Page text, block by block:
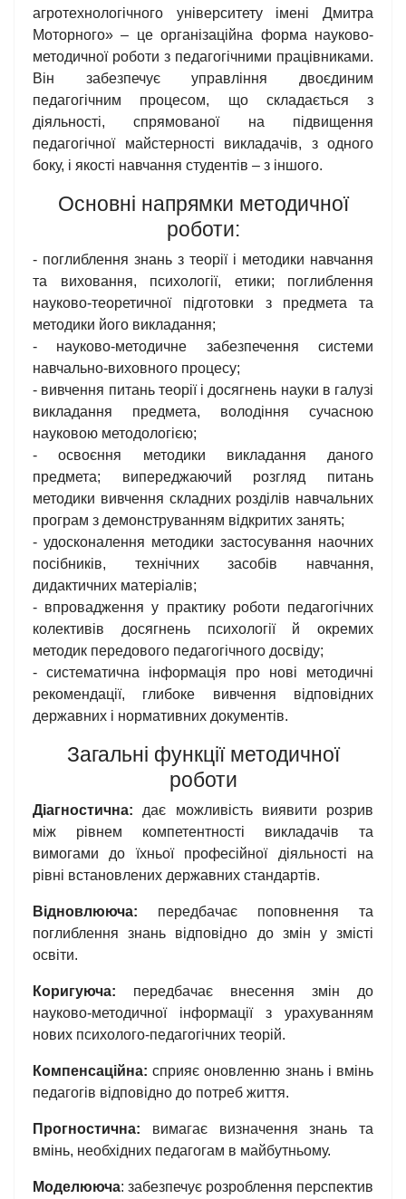
агротехнологічного університету імені Дмитра
Моторного» – це організаційна форма науково-
методичної роботи з педагогічними працівниками.
Він забезпечує управління двоєдиним
педагогічним процесом, що складається з
діяльності, спрямованої на підвищення
педагогічної майстерності викладачів, з одного
боку, і якості навчання студентів – з іншого.
Основні напрямки методичної
роботи:
- поглиблення знань з теорії і методики навчання
та виховання, психології, етики; поглиблення
науково-теоретичної підготовки з предмета та
методики його викладання;
- науково-методичне забезпечення системи
навчально-виховного процесу;
- вивчення питань теорії і досягнень науки в галузі
викладання предмета, володіння сучасною
науковою методологією;
- освоєння методики викладання даного
предмета; випереджаючий розгляд питань
методики вивчення складних розділів навчальних
програм з демонструванням відкритих занять;
- удосконалення методики застосування наочних
посібників, технічних засобів навчання,
дидактичних матеріалів;
- впровадження у практику роботи педагогічних
колективів досягнень психології й окремих
методик передового педагогічного досвіду;
- систематична інформація про нові методичні
рекомендації, глибоке вивчення відповідних
державних і нормативних документів.
Загальні функції методичної
роботи
Діагностична: дає можливість виявити розрив
між рівнем компетентності викладачів та
вимогами до їхньої професійної діяльності на
рівні встановлених державних стандартів.
Відновлююча: передбачає поповнення та
поглиблення знань відповідно до змін у змісті
освіти.
Коригуюча: передбачає внесення змін до
науково-методичної інформації з урахуванням
нових психолого-педагогічних теорій.
Компенсаційна: сприяє оновленню знань і вмінь
педагогів відповідно до потреб життя.
Прогностична: вимагає визначення знань та
вмінь, необхідних педагогам в майбутньому.
Моделююча: забезпечує розроблення перспектив